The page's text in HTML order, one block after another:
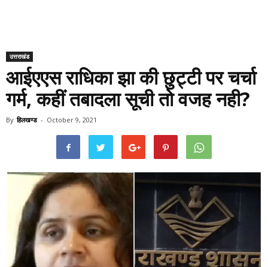
उत्तराखंड
आईएएस राधिका झा की छुट्टी पर चर्चा
गर्म, कहीं तबादला सूची तो वजह नही?
By हिलखण्ड - October 9, 2021